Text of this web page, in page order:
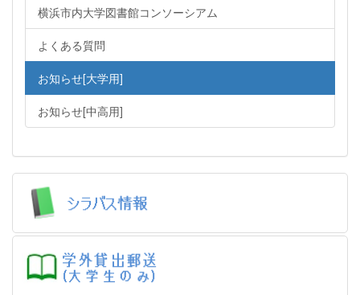
横浜市内大学図書館コンソーシアム
よくある質問
お知らせ[大学用]
お知らせ[中高用]